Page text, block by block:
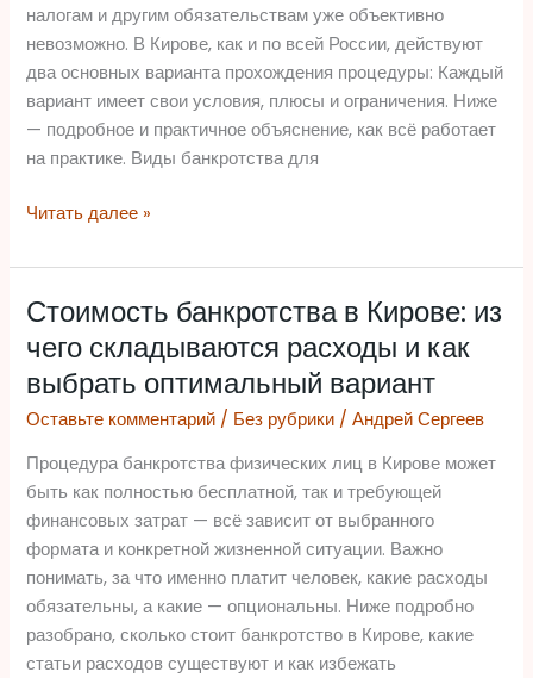
налогам и другим обязательствам уже объективно
невозможно. В Кирове, как и по всей России, действуют
два основных варианта прохождения процедуры: Каждый
вариант имеет свои условия, плюсы и ограничения. Ниже
— подробное и практичное объяснение, как всё работает
на практике. Виды банкротства для
учесть
Читать далее »
Стоимость банкротства в Кирове: из
чего складываются расходы и как
выбрать оптимальный вариант
Оставьте комментарий / Без рубрики /Андрей Сергеев
Процедура банкротства физических лиц в Кирове может
быть как полностью бесплатной, так и требующей
финансовых затрат — всё зависит от выбранного
формата и конкретной жизненной ситуации. Важно
понимать, за что именно платит человек, какие расходы
обязательны, а какие — опциональны. Ниже подробно
разобрано, сколько стоит банкротство в Кирове, какие
статьи расходов существуют и как избежать
Стоимость
банкротства
Кирове:
из
чего
складываются
расходы
и
как
выбрать
оптимальный
вариант